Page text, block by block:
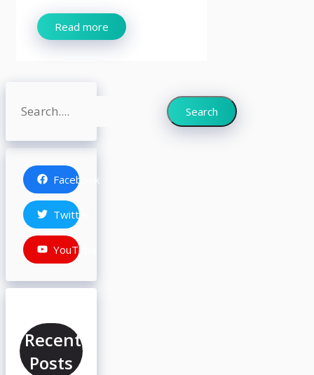
Read more
Search Search
Facebook
Twitter
YouTube
Recent
Posts